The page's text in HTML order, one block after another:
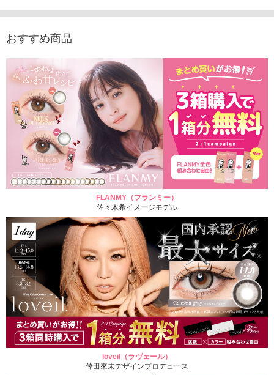
おすすめ商品
FLANMY（フランミー）
佐々木希イメージモデル
loveil（ラヴェール）
倖田來未デザインプロデュース